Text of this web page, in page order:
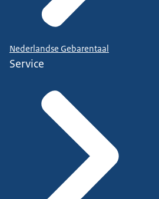
Nederlandse Gebarentaal
Service